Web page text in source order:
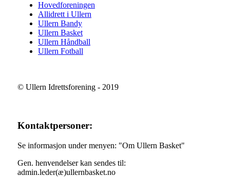
Hovedforeningen
Allidrett i Ullern
Ullern Bandy
Ullern Basket
Ullern Håndball
Ullern Fotball
© Ullern Idrettsforening - 2019
Kontaktpersoner:
Se informasjon under menyen: "Om Ullern Basket"
Gen. henvendelser kan sendes til:
admin.leder(æ)ullernbasket.no